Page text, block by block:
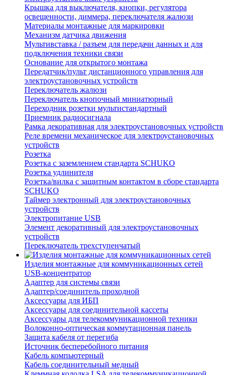
Крышка для выключателя, кнопки, регулятора
освещенности, диммера, переключателя жалюзи
Материалы монтажные для маркировки
Механизм датчика движения
Мультивставка / разъем для передачи данных и для
подключения техники связи
Основание для открытого монтажа
Передатчик/пульт дистанционного управления для
электроустановочных устройств
Переключатель жалюзи
Переключатель кнопочный миниатюрный
Переходник розетки мультистандартный
Приемник радиосигнала
Рамка декоративная для электроустановочных устройств
Реле времени механическое для электроустановочных
устройств
Розетка
Розетка с заземлением стандарта SCHUKO
Розетка удлинителя
Розетка/вилка с защитным контактом в сборе стандарта
SCHUKO
Таймер электронный для электроустановочных
устройств
Электропитание USB
Элемент декоративный для электроустановочных
устройств
Переключатель трехступенчатый
Изделия монтажные для коммуникационных сетей
USB-концентратор
Адаптер для системы связи
Адаптер/соединитель проходной
Аксессуары для ИБП
Аксессуары для соединительной кассеты
Аксессуары для телекоммуникационной техники
Волоконно-оптическая коммутационная панель
Защита кабеля от перегиба
Источник бесперебойного питания
Кабель компьютерный
Кабель соединительный медный